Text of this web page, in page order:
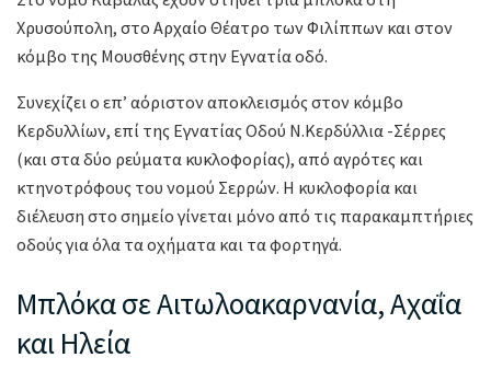
Χρυσούπολη, στο Αρχαίο Θέατρο των Φιλίππων και στον
κόμβο της Μουσθένης στην Εγνατία οδό.
Συνεχίζει ο επ’ αόριστον αποκλεισμός στον κόμβο
Κερδυλλίων, επί της Εγνατίας Οδού Ν.Κερδύλλια -Σέρρες
(και στα δύο ρεύματα κυκλοφορίας), από αγρότες και
κτηνοτρόφους του νομού Σερρών. Η κυκλοφορία και
διέλευση στο σημείο γίνεται μόνο από τις παρακαμπτήριες
οδούς για όλα τα οχήματα και τα φορτηγά.
Μπλόκα σε Αιτωλοακαρνανία, Αχαΐα
και Ηλεία